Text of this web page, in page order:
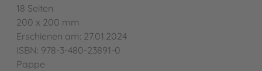
18 Seiten
200 x 200 mm
Erschienen am: 27.01.2024
ISBN: 978-3-480-23891-0
Pappe